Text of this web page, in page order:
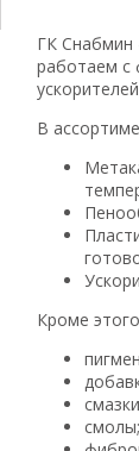
ГК Снабмин
работаем с
В
Кроме
смолы;